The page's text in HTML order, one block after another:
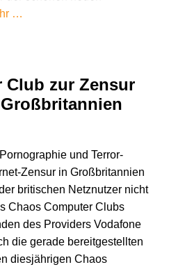
…
Club zur Zensur
und Terror-
Zensur in Großbritannien
britischen Netznutzer nicht
Chaos Computer Clubs
des Providers Vodafone
die gerade bereitgestellten
diesjährigen Chaos